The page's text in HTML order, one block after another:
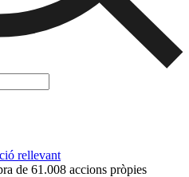
rellevant
de 61.008 accions pròpies